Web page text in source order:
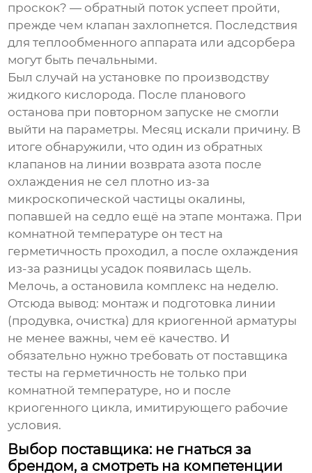
проскок? — обратный поток успеет пройти,
прежде чем клапан захлопнется. Последствия
для теплообменного аппарата или адсорбера
могут быть печальными.
Был случай на установке по производству
жидкого кислорода. После планового
останова при повторном запуске не смогли
выйти на параметры. Месяц искали причину. В
итоге обнаружили, что один из обратных
клапанов на линии возврата азота после
охлаждения не сел плотно из-за
микроскопической частицы окалины,
попавшей на седло ещё на этапе монтажа. При
комнатной температуре он тест на
герметичность проходил, а после охлаждения
из-за разницы усадок появилась щель.
Мелочь, а остановила комплекс на неделю.
Отсюда вывод: монтаж и подготовка линии
(продувка, очистка) для криогенной арматуры
не менее важны, чем её качество. И
обязательно нужно требовать от поставщика
тесты на герметичность не только при
комнатной температуре, но и после
криогенного цикла, имитирующего рабочие
условия.
Выбор поставщика: не гнаться за
брендом, а смотреть на компетенции